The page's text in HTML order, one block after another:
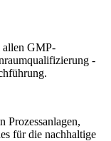
allen GMP-
-
Prozessanlagen,
für die nachhaltige